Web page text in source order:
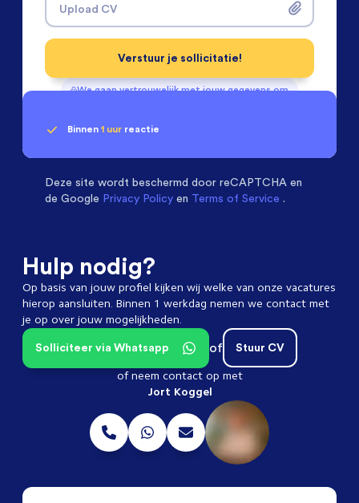
Upload CV
We gaan vertrouwelijk met jouw gegevens om
Verstuur je sollicitatie!
Binnen 1 uur reactie
met een 9.3
Deze site wordt beschermd door reCAPTCHA en
de Google Privacy Policy en Terms of Service .
Hulp nodig?
Op basis van jouw profiel kijken wij welke van onze vacatures
hierop aansluiten. Binnen 1 werkdag nemen we contact met
je op over jouw mogelijkheden.
Stuur CV
of
Solliciteer via Whatsapp
of neem contact op met
Jort Koggel